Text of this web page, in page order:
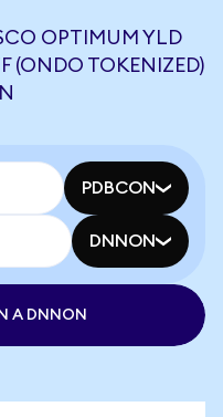
OPTIMUM YLD
(ONDO TOKENIZED)
PDBCON
DNNON
A DNNON